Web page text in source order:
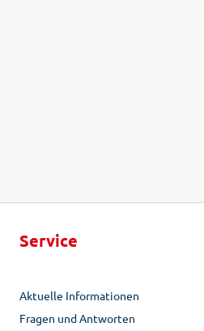
Service
Aktuelle Informationen
Fragen und Antworten